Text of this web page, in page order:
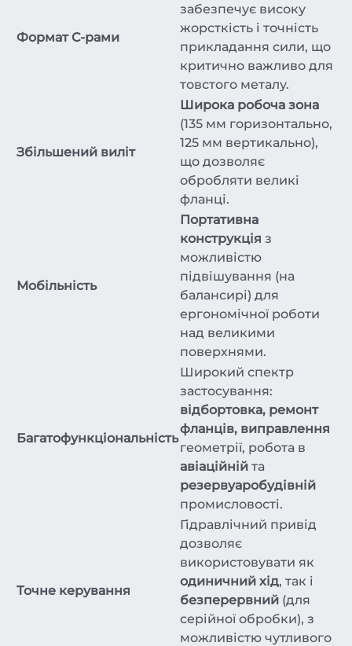
Формат C-рами
забезпечує високу
жорсткість і точність
прикладання сили, що
критично важливо для
товстого металу.
Збільшений виліт
Широка робоча зона
(135 мм горизонтально,
125 мм вертикально),
що дозволяє
обробляти великі
фланці.
Мобільність
Портативна
конструкція з
можливістю
підвішування (на
балансирі) для
ергономічної роботи
над великими
поверхнями.
Багатофункціональність
Широкий спектр
застосування:
відбортовка, ремонт
фланців, виправлення
геометрії, робота в
авіаційній та
резервуаробудівній
промисловості.
Точне керування
Гідравлічний привід
дозволяє
використовувати як
одиничний хід, так і
безперервний (для
серійної обробки), з
можливістю чутливого